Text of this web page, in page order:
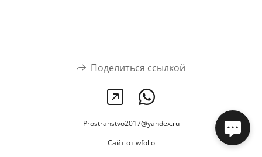
Поделиться ссылкой
Prostranstvo2017@yandex.ru
Сайт отwfolio